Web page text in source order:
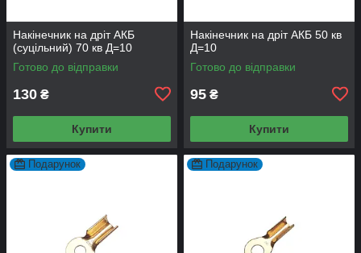
Накінечник на дріт АКБ
(суцільний) 70 кв Д=10
Готово до відправки
130 ₴
Купити
Накінечник на дріт АКБ 50 кв
Д=10
Готово до відправки
95 ₴
Купити
Подарунок Подарунок